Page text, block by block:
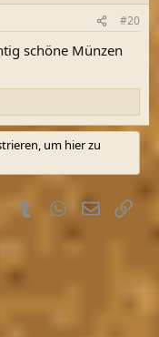
#20
schöne Münzen
um hier zu
PinterestTumblrWhatsApp
E-MailLink